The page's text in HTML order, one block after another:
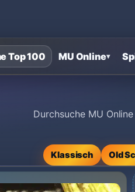
Top 100 MU Online▾
›MU Online 99i Privatserver
Durchsuche MU
Klassisch Old